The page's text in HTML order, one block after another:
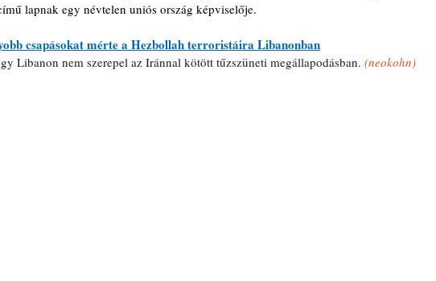
lapnak egy névtelen uniós ország képviselője.
csapásokat mérte a Hezbollah terroristáira Libanonban
Libanon nem szerepel az Iránnal kötött tűzszüneti megállapodásban. (neokohn)